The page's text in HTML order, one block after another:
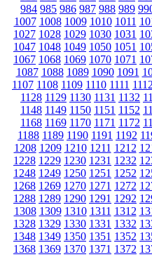
984 985 986 987 988 989
1007 1008 1009 1010 1011
1027 1028 1029 1030 1031
1047 1048 1049 1050 1051
1067 1068 1069 1070 1071
1087 1088 1089 1090 1091
1107 1108 1109 1110 1111 1112
1128 1129 1130 1131 1132
1148 1149 1150 1151 1152
1168 1169 1170 1171 1172
1188 1189 1190 1191 1192
1208 1209 1210 1211 1212
1228 1229 1230 1231 1232
1248 1249 1250 1251 1252
1268 1269 1270 1271 1272
1288 1289 1290 1291 1292
1308 1309 1310 1311 1312
1328 1329 1330 1331 1332
1348 1349 1350 1351 1352
1368 1369 1370 1371 1372